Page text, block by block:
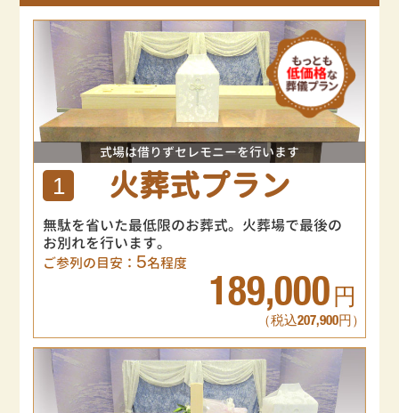
式場は借りずセレモニーを行います
1 火葬式プラン
無駄を省いた最低限のお葬式。火葬場で最後の
お別れを行います。
ご参列の目安： 5名程度
189,000 円
（税込207,900円）